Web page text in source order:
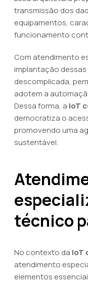
transmissão dos
equipamentos,
funcionamento
Com atendimento
implantação
descomplicada,
adotem a
Dessa forma, a IoT
democratiza o
promovendo uma
sustentável.
técnico
No contexto da IoT
atendimento
elementos